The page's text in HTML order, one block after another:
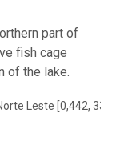
part of
fish cage
of the lake.
Leste [0,442,